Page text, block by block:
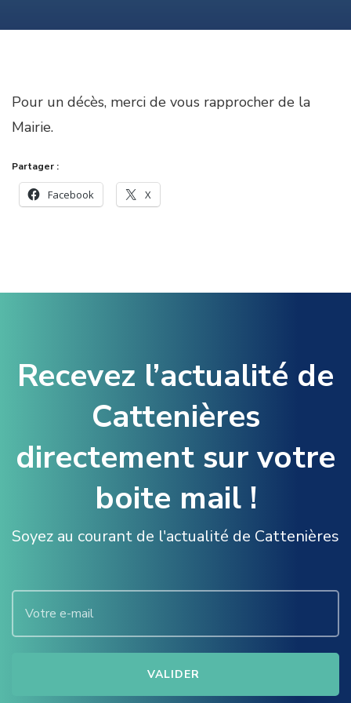
Pour un décès, merci de vous rapprocher de la
Mairie.
Partager :
Facebook X
Recevez l’actualité de
Cattenières
directement sur votre
boite mail !
Soyez au courant de l'actualité de Cattenières